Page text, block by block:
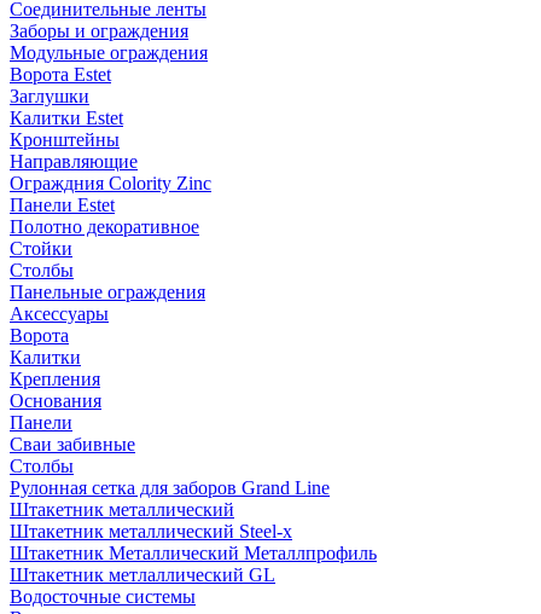
Соединительные ленты
Заборы и ограждения
Модульные ограждения
Ворота Estet
Заглушки
Калитки Estet
Кронштейны
Направляющие
Ограждния Colority Zinc
Панели Estet
Полотно декоративное
Стойки
Столбы
Панельные ограждения
Аксессуары
Ворота
Калитки
Крепления
Основания
Панели
Сваи забивные
Столбы
Рулонная сетка для заборов Grand Line
Штакетник металлический
Штакетник металлический Steel-x
Штакетник Металлический Металлпрофиль
Штакетник метлаллический GL
Водосточные системы